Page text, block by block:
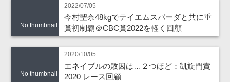
No thumbnail
2022/07/05
今村聖奈48kgでテイエムスパーダと共に重
賞初制覇＠CBC賞2022を軽く回顧
No thumbnail
2020/10/05
エネイブルの敗因は…２つほど：凱旋門賞
2020 レース回顧